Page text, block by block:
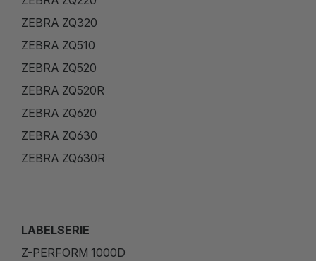
ZEBRA ZQ320
ZEBRA ZQ510
ZEBRA ZQ520
ZEBRA ZQ520R
ZEBRA ZQ620
ZEBRA ZQ630
ZEBRA ZQ630R
LABELSERIE
Z-PERFORM 1000D